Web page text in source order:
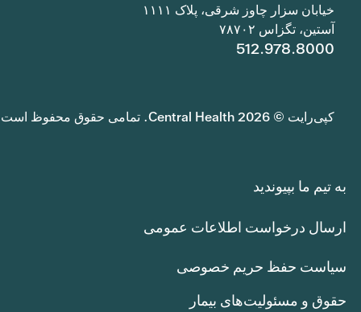
خیابان سزار چاوز شرقی، پلاک ۱۱۱۱
آستین، تگزاس ۷۸۷۰۲
512.978.8000
کپی‌رایت © 2026 Central Health. تمامی حقوق محفوظ است.
به تیم ما بپیوندید
ارسال درخواست اطلاعات عمومی
سیاست حفظ حریم خصوصی
حقوق و مسئولیت‌های بیمار